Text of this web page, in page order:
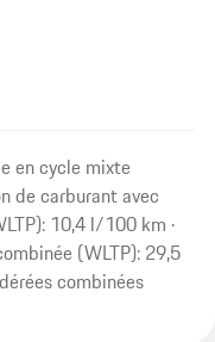
en cycle mixte
de carburant avec
10,4 l/100 km ·
(WLTP): 29,5
combinées